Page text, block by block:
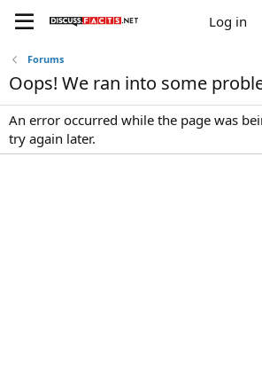
Log in
Forums
Oops! We ran into some
An error occurred while the page was
try again later.